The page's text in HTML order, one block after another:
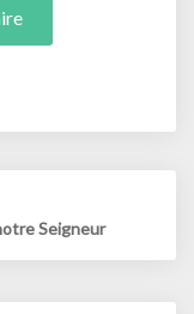
Seigneur